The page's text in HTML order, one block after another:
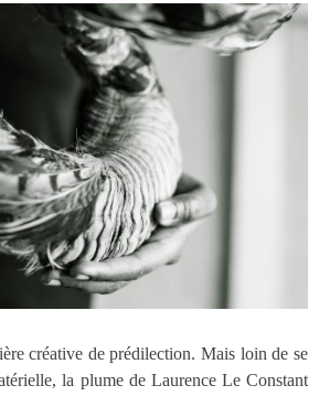
créative de prédilection. Mais loin de se
la plume de Laurence Le Constant